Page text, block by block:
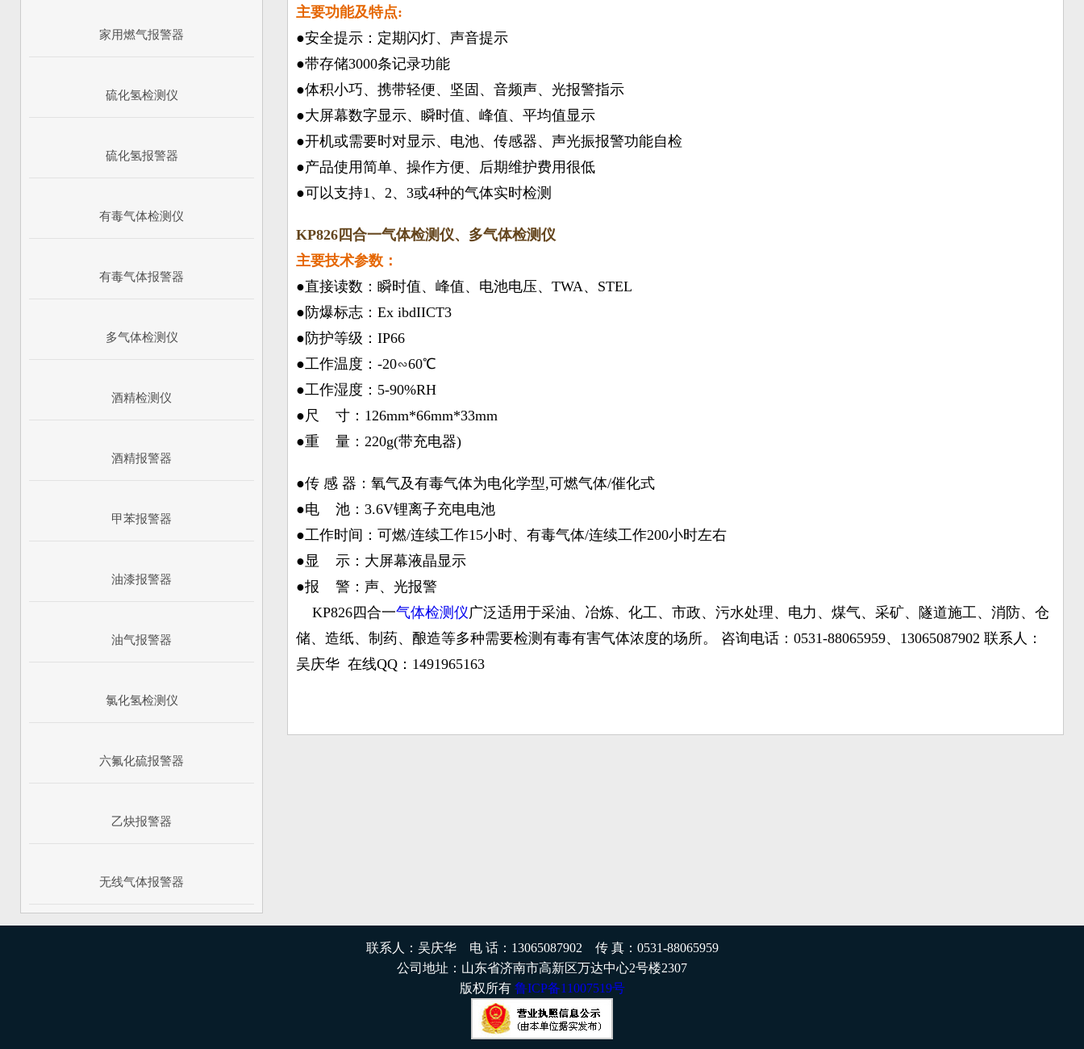
家用燃气报警器
硫化氢检测仪
硫化氢报警器
有毒气体检测仪
有毒气体报警器
多气体检测仪
酒精检测仪
酒精报警器
甲苯报警器
油漆报警器
油气报警器
氯化氢检测仪
六氟化硫报警器
乙炔报警器
无线气体报警器
主要功能及特点:
●安全提示：定期闪灯、声音提示
●带存储3000条记录功能
●体积小巧、携带轻便、坚固、音频声、光报警指示
●大屏幕数字显示、瞬时值、峰值、平均值显示
●开机或需要时对显示、电池、传感器、声光振报警功能自检
●产品使用简单、操作方便、后期维护费用很低
●可以支持1、2、3或4种的气体实时检测
KP826四合一气体检测仪、多气体检测仪
主要技术参数：
●直接读数：瞬时值、峰值、电池电压、TWA、STEL
●防爆标志：Ex ibdIICT3
●防护等级：IP66
●工作温度：-20∽60℃
●工作湿度：5-90%RH
●尺 寸：126mm*66mm*33mm
●重 量：220g(带充电器)
●传 感 器：氧气及有毒气体为电化学型,可燃气体/催化式
●电 池：3.6V锂离子充电电池
●工作时间：可燃/连续工作15小时、有毒气体/连续工作200小时左右
●显 示：大屏幕液晶显示
●报 警：声、光报警
KP826四合一气体检测仪广泛适用于采油、冶炼、化工、市政、污水处理、电力、煤气、采矿、隧道施工、消防、仓
储、造纸、制药、酿造等多种需要检测有毒有害气体浓度的场所。 咨询电话：0531-88065959、13065087902 联系人：
吴庆华 在线QQ：1491965163
联系人：吴庆华 电 话：13065087902 传 真：0531-88065959
公司地址：山东省济南市高新区万达中心2号楼2307
版权所有 鲁ICP备11007519号